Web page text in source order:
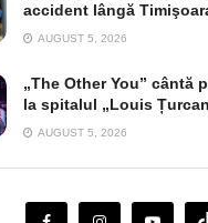
accident lângă
AUGUST 5, 2026
„The Other You” cântă
la spitalul „Louis
AUGUST 5, 2026